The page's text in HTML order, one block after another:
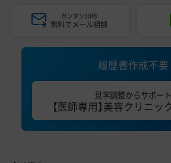
カンタン30秒
無料でメール相談
履歴書作成不要
見学調整からサポート
【医師専用】美容クリニッ